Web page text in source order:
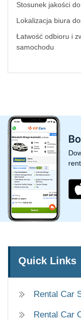
Stosunek jakości
Lokalizacja biura
Łatwość odbioru i
samochodu
Quick Links
Rental Car
Rental Car